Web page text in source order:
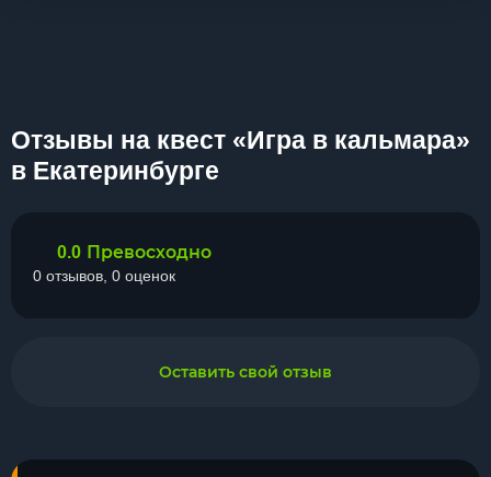
Отзывы на квест «Игра в кальмара»
в Екатеринбурге
0.0 Превосходно
0 отзывов, 0 оценок
Оставить свой отзыв